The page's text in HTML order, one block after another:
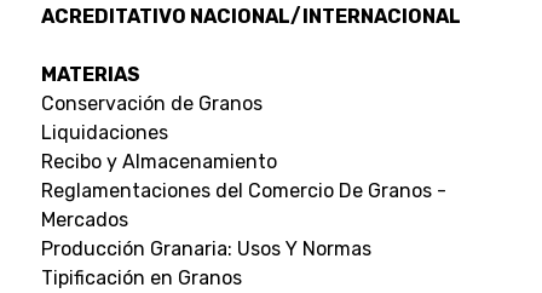
ACREDITATIVO NACIONAL/INTERNACIONAL
MATERIAS
Conservación de Granos
Liquidaciones
Recibo y Almacenamiento
Reglamentaciones del Comercio De Granos -
Mercados
Producción Granaria: Usos Y Normas
Tipificación en Granos